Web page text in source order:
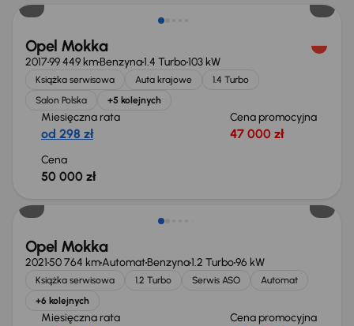
Opel Mokka
201799 449 kmBenzyna1.4 Turbo103 kW
Książka serwisowa Auta krajowe
1.4 Turbo
Salon Polska
+5 kolejnych
Miesięczna rata
od 298 zł
Cena promocyjna
47 000 zł
Cena
50 000 zł
Opel Mokka
202150 764 kmAutomatBenzyna1.2 Turbo96 kW
Książka serwisowa 1.2 Turbo Serwis ASO
Automat
+6 kolejnych
Miesięczna rata Cena promocyjna